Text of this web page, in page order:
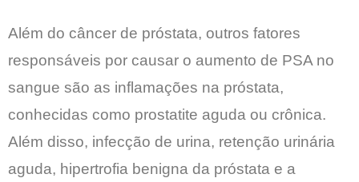
Além do câncer de próstata, outros fatores
responsáveis por causar o aumento de PSA no
sangue são as inflamações na próstata,
conhecidas como prostatite aguda ou crônica.
Além disso, infecção de urina, retenção urinária
aguda, hipertrofia benigna da próstata e a